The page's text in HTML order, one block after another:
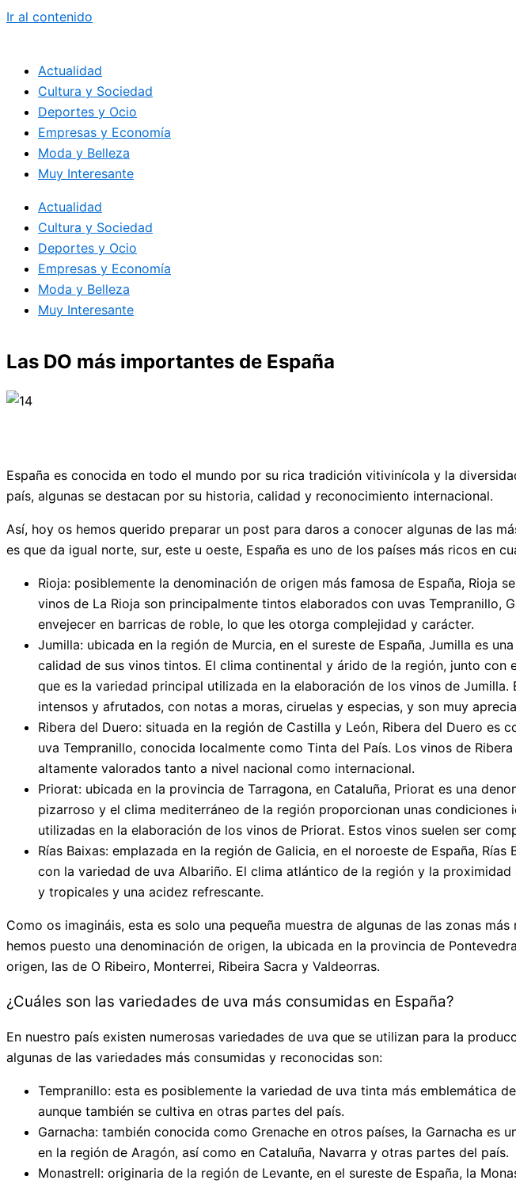
Ir al contenido
Actualidad
Cultura y Sociedad
Deportes y Ocio
Empresas y Economía
Moda y Belleza
Muy Interesante
Actualidad
Cultura y Sociedad
Deportes y Ocio
Empresas y Economía
Moda y Belleza
Muy Interesante
Las DO más importantes de España
España es conocida en todo el mundo por su rica tradición vitivinícola y la
país, algunas se destacan por su historia, calidad y reconocimiento internacional.
Así, hoy os hemos querido preparar un post para daros a conocer algunas de las
es que da igual norte, sur, este u oeste, España es uno de los países más ricos en
Rioja: posiblemente la denominación de origen más famosa de España, Rioja
vinos de La Rioja son principalmente tintos elaborados con uvas Tempranillo,
envejecer en barricas de roble, lo que les otorga complejidad y carácter.
Jumilla: ubicada en la región de Murcia, en el sureste de España, Jumilla es
calidad de sus vinos tintos. El clima continental y árido de la región, junto
que es la variedad principal utilizada en la elaboración de los vinos de Jumilla.
intensos y afrutados, con notas a moras, ciruelas y especias, y son muy
Ribera del Duero: situada en la región de Castilla y León, Ribera del Duero
uva Tempranillo, conocida localmente como Tinta del País. Los vinos de
altamente valorados tanto a nivel nacional como internacional.
Priorat: ubicada en la provincia de Tarragona, en Cataluña, Priorat es una
pizarroso y el clima mediterráneo de la región proporcionan unas
utilizadas en la elaboración de los vinos de Priorat. Estos vinos suelen ser
Rías Baixas: emplazada en la región de Galicia, en el noroeste de España,
con la variedad de uva Albariño. El clima atlántico de la región y la
y tropicales y una acidez refrescante.
Como os imagináis, esta es solo una pequeña muestra de algunas de las zonas
hemos puesto una denominación de origen, la ubicada en la provincia de
origen, las de O Ribeiro, Monterrei, Ribeira Sacra y Valdeorras.
¿Cuáles son las variedades de uva más consumidas en España?
En nuestro país existen numerosas variedades de uva que se utilizan para la
algunas de las variedades más consumidas y reconocidas son:
Tempranillo: esta es posiblemente la variedad de uva tinta más emblemática
aunque también se cultiva en otras partes del país.
Garnacha: también conocida como Grenache en otros países, la Garnacha
en la región de Aragón, así como en Cataluña, Navarra y otras partes del país.
Monastrell: originaria de la región de Levante, en el sureste de España, la